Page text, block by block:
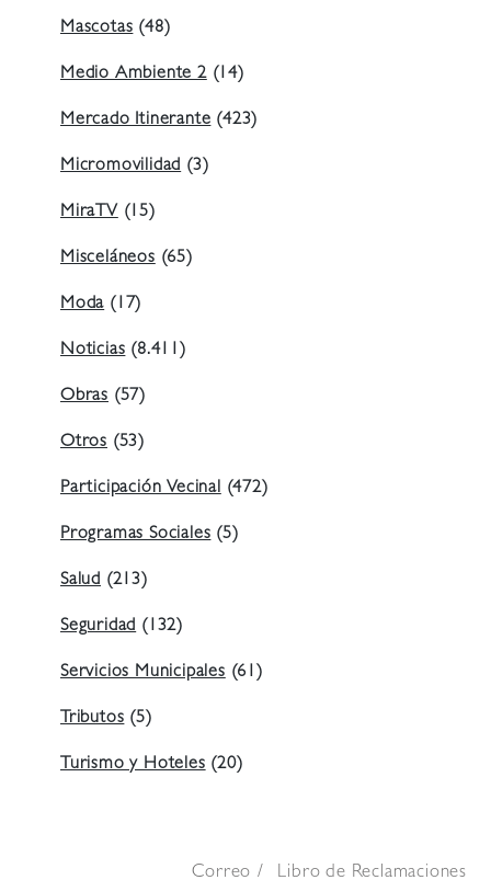
Mascotas (48)
Medio Ambiente 2(14)
Mercado Itinerante (423)
Micromovilidad (3)
MiraTV (15)
Misceláneos (65)
Moda (17)
Noticias (8.411)
Obras (57)
Otros (53)
Participación Vecinal (472)
Programas Sociales (5)
Salud (213)
Seguridad (132)
Servicios Municipales (61)
Tributos (5)
Turismo y Hoteles (20)
Correo Libro de Reclamaciones